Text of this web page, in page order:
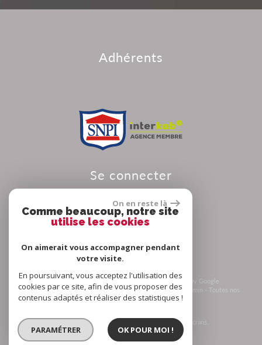
adhérents
se connecter
© 2026 | Tous droits réservés | Traduction powered by Google
Plan du site- Mentions légales- Nos honoraires-Liens- Admin - Toutes nos
annonces-Politique RGPD
un seul site adaptable à tous les types d'écrans.
On en reste là
Comme beaucoup, notre site
utilise les cookies
On aimerait vous accompagner pendant
votre visite.
En poursuivant, vous acceptez l'utilisation des
cookies par ce site, afin de vous proposer des
contenus adaptés et réaliser des statistiques !
PARAMÉTRER OK POUR MOI !